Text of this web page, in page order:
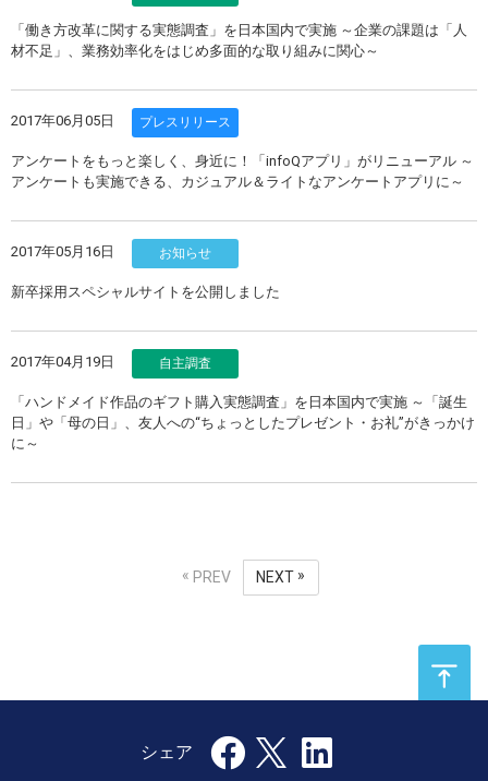
「働き方改革に関する実態調査」を日本国内で実施 ～企業の課題は「人
材不足」、業務効率化をはじめ多面的な取り組みに関心～
2017年06月05日 プレスリリース
アンケートをもっと楽しく、身近に！「infoQアプリ」がリニューアル ～
アンケートも実施できる、カジュアル＆ライトなアンケートアプリに～
2017年05月16日 お知らせ
新卒採用スペシャルサイトを公開しました
2017年04月19日 自主調査
「ハンドメイド作品のギフト購入実態調査」を日本国内で実施 ～「誕生
日」や「母の日」、友人への“ちょっとしたプレゼント・お礼”がきっかけ
に～
PREV NEXT